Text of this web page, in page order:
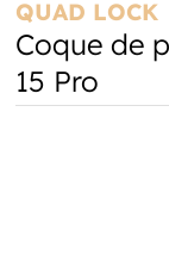
QUAD LOCK
Coque de
15 Pro